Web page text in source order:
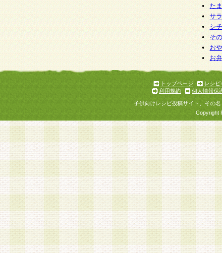
た
サ
シ
そ
お
お
トップページ
レシピ
利用規約
個人情報保
子供向けレシピ投稿サイト、その
Copyright